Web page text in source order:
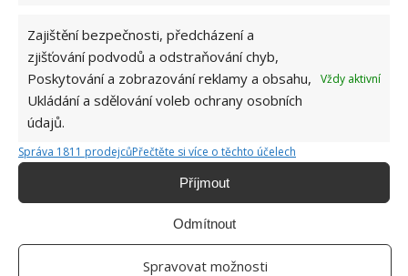
Zajištění bezpečnosti, předcházení a
zjišťování podvodů a odstraňování chyb,
Poskytování a zobrazování reklamy a obsahu,
Ukládání a sdělování voleb ochrany osobních
údajů.
Vždy aktivní
Správa 1811 prodejcůPřečtěte si více o těchto účelech
Příjmout
Odmítnout
Spravovat možnosti